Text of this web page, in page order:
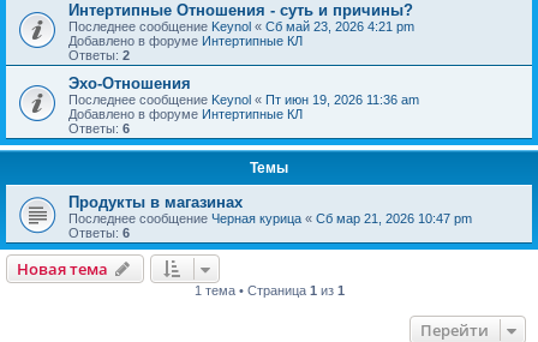
Интертипные Отношения - суть и причины?
Последнее сообщение Keynol « Сб май 23, 2026 4:21 pm
Добавлено в форуме Интертипные КЛ
Ответы: 2
Эхо-Отношения
Последнее сообщение Keynol « Пт июн 19, 2026 11:36 am
Добавлено в форуме Интертипные КЛ
Ответы: 6
Темы
Продукты в магазинах
Последнее сообщение Черная курица « Сб мар 21, 2026 10:47 pm
Ответы: 6
Новая тема
1 тема • Страница 1 из 1
Перейти